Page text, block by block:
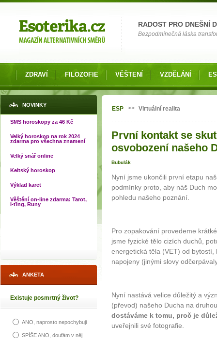
RADOST PRO DNEŠNÍ
Bezpodmínečná láska
ZDRAVÍ FILOZOFIE VĚŠTENÍ VZDĚLÁNÍ
NOVINKY
SMS horoskopy za 46 Kč
Velký horoskop na rok 2024
zdarma pro všechna znamení
Velký snář online
Keltský horoskop
Výklad karet
Věštění on-line zdarma: Tarot,
I-ťing, Runy
ANKETA
Existuje posmrtný život?
ANO, naprosto nepochybuji
SPÍŠE ANO, doufám v něj
Jste zde
ESP >> Virtuální realita
První kontakt se
osvobození našeho
Bubulák
Nyní jsme ukončili první etapu
podmínky proto, aby náš Duch
pohledu našeho poznání.
Pro zopakování provedeme
jsme fyzické tělo cizích duchů,
energetická těla (VET) od
napojeny (jinými slovy
Nyní nastává velice důležitý a
(převod) našeho Ducha na
dostáváme k tomu, proč je
uveřejnili své fotografie.